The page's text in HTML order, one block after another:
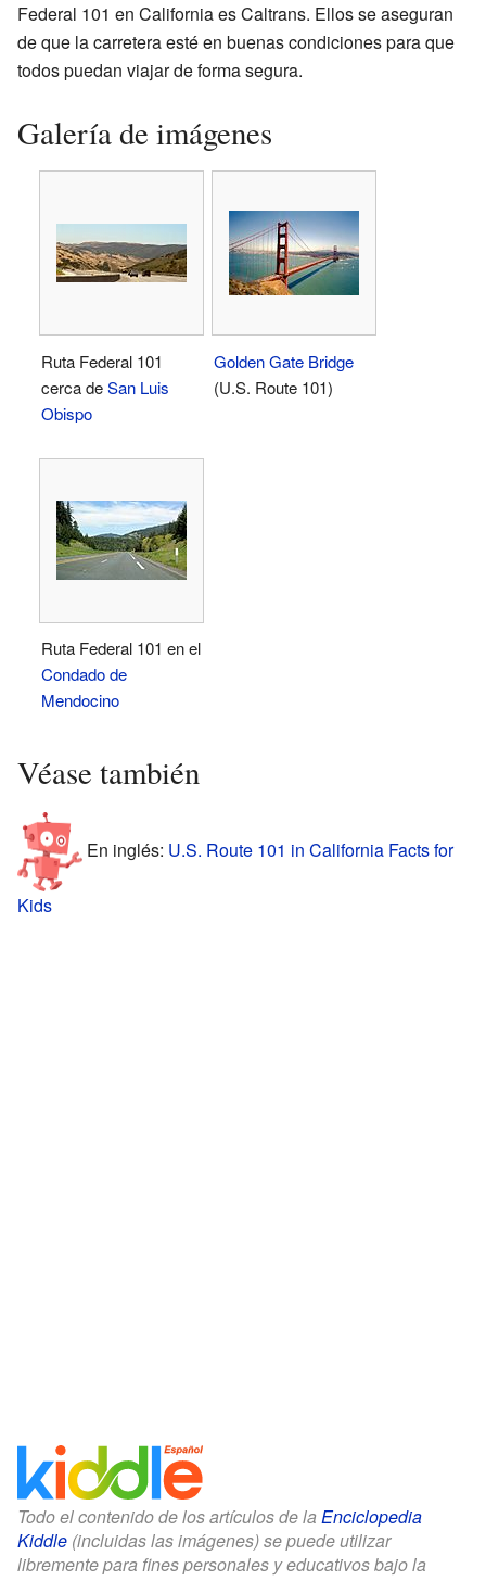
Federal 101 en California es Caltrans. Ellos se aseguran
de que la carretera esté en buenas condiciones para que
todos puedan viajar de forma segura.
Galería de imágenes
Ruta Federal 101
cerca deSan Luis
Obispo
Golden Gate Bridge
(U.S. Route 101)
Ruta Federal 101 en el
Condado de
Mendocino
Véase también
En inglés: U.S. Route 101 in California Facts for
Kids
Todo el contenido de los artículos de la Enciclopedia
Kiddle (incluidas las imágenes) se puede utilizar
libremente para fines personales y educativos bajo la